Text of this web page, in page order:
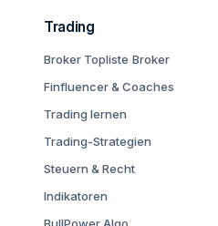
Trading
Broker Topliste Broker
Finfluencer & Coaches
Trading lernen
Trading-Strategien
Steuern & Recht
Indikatoren